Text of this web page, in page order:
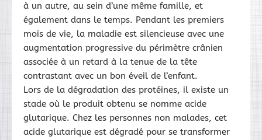
à un autre, au sein d’une même famille, et
également dans le temps. Pendant les premiers
mois de vie, la maladie est silencieuse avec une
augmentation progressive du périmètre crânien
associée à un retard à la tenue de la tête
contrastant avec un bon éveil de l’enfant.
Lors de la dégradation des protéines, il existe un
stade où le produit obtenu se nomme acide
glutarique. Chez les personnes non malades, cet
acide glutarique est dégradé pour se transformer